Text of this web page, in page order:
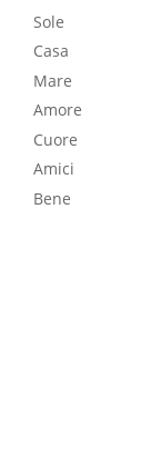
Sole
Casa
Mare
Amore
Cuore
Amici
Bene